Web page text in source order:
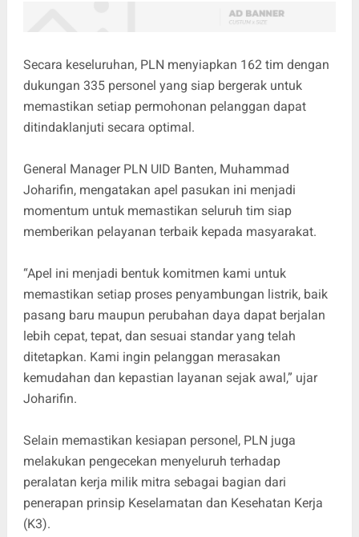
Secara keseluruhan, PLN menyiapkan 162 tim dengan
dukungan 335 personel yang siap bergerak untuk
memastikan setiap permohonan pelanggan dapat
ditindaklanjuti secara optimal.
General Manager PLN UID Banten, Muhammad
Joharifin, mengatakan apel pasukan ini menjadi
momentum untuk memastikan seluruh tim siap
memberikan pelayanan terbaik kepada masyarakat.
“Apel ini menjadi bentuk komitmen kami untuk
memastikan setiap proses penyambungan listrik, baik
pasang baru maupun perubahan daya dapat berjalan
lebih cepat, tepat, dan sesuai standar yang telah
ditetapkan. Kami ingin pelanggan merasakan
kemudahan dan kepastian layanan sejak awal,” ujar
Joharifin.
Selain memastikan kesiapan personel, PLN juga
melakukan pengecekan menyeluruh terhadap
peralatan kerja milik mitra sebagai bagian dari
penerapan prinsip Keselamatan dan Kesehatan Kerja
(K3).